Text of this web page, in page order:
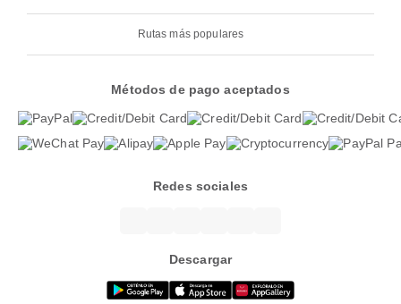
Rutas más populares
Métodos de pago aceptados
Redes sociales
Descargar